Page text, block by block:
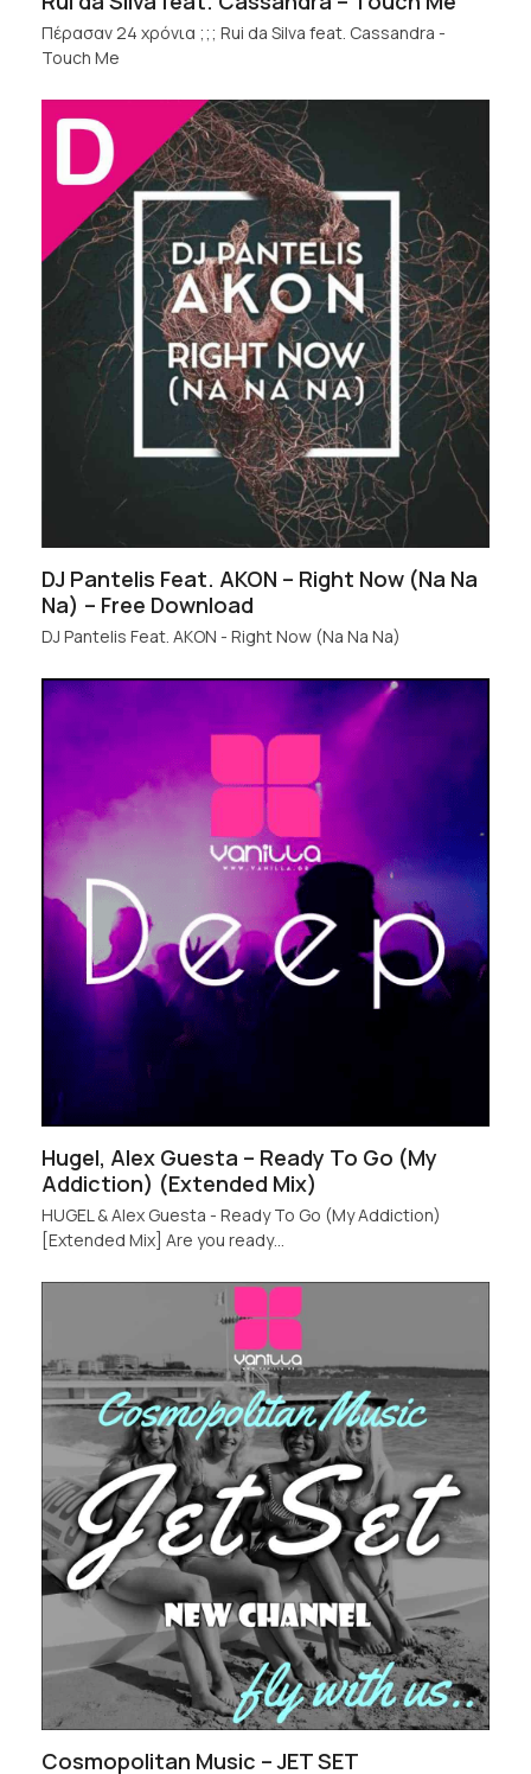
Πέρασαν 24 χρόνια ;;; Rui da Silva feat. Cassandra -
Touch Me
DJ Pantelis Feat. AKON – Right Now (Na Na
Na) – Free Download
DJ Pantelis Feat. AKON - Right Now (Na Na Na)
Hugel, Alex Guesta – Ready To Go (My
Addiction) (Extended Mix)
HUGEL & Alex Guesta - Ready To Go (My Addiction)
[Extended Mix] Are you ready…
Cosmopolitan Music – JET SET